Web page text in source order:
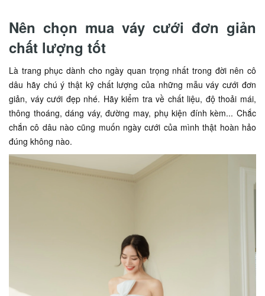
Nên chọn mua váy cưới đơn giản
chất lượng tốt
Là trang phục dành cho ngày quan trọng nhất trong đời nên cô
dâu hãy chú ý thật kỹ chất lượng của những mẫu váy cưới đơn
giản, váy cưới đẹp nhé. Hãy kiểm tra về chất liệu, độ thoải mái,
thông thoáng, dáng váy, đường may, phụ kiện đính kèm... Chắc
chắn cô dâu nào cũng muốn ngày cưới của mình thật hoàn hảo
đúng không nào.